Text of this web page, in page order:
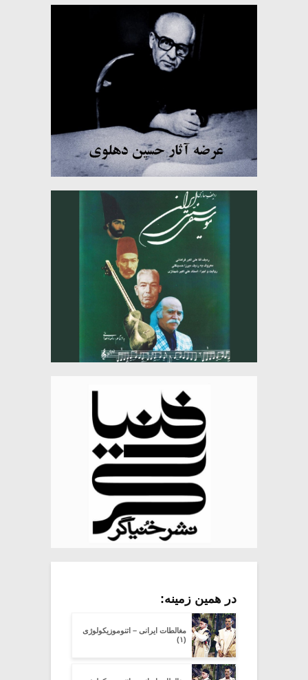
در همین زمینه:
مغالطات ایرانی – اتنوموزیکولوژی
(۱)